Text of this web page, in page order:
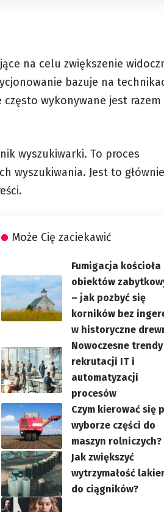
na celu zwiększenie
bazuje na
wykonywane jest razem
wyszukiwarki. To proces
wyszukiwania. Jest to głównie
Może Cię zaciekawić
Fumigacja kościoła
obiektów
– jak pozbyć się
korników bez
w historyczne
Nowoczesne
rekrutacji IT i
automatyzacji
procesów
Czym kierować się
wyborze części do
maszyn rolniczych?
Jak zwiększyć
wytrzymałość
do ciągników?